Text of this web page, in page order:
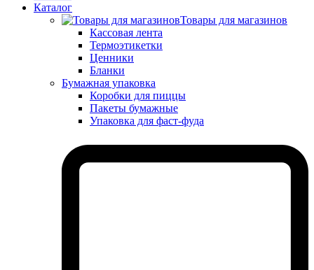
Каталог
Товары для магазинов
Кассовая лента
Термоэтикетки
Ценники
Бланки
Бумажная упаковка
Коробки для пиццы
Пакеты бумажные
Упаковка для фаст-фуда